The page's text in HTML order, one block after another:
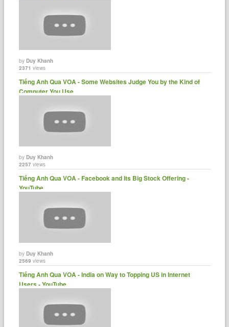
byDuy Khanh
2371 views
Tiếng Anh Qua VOA - Some Websites Judge You by the Kind of
Computer You Use......
byDuy Khanh
2257 views
Tiếng Anh Qua VOA - Facebook and Its Big Stock Offering -
YouTube
byDuy Khanh
2569 views
Tiếng Anh Qua VOA - India on Way to Topping US in Internet
Users - YouTube